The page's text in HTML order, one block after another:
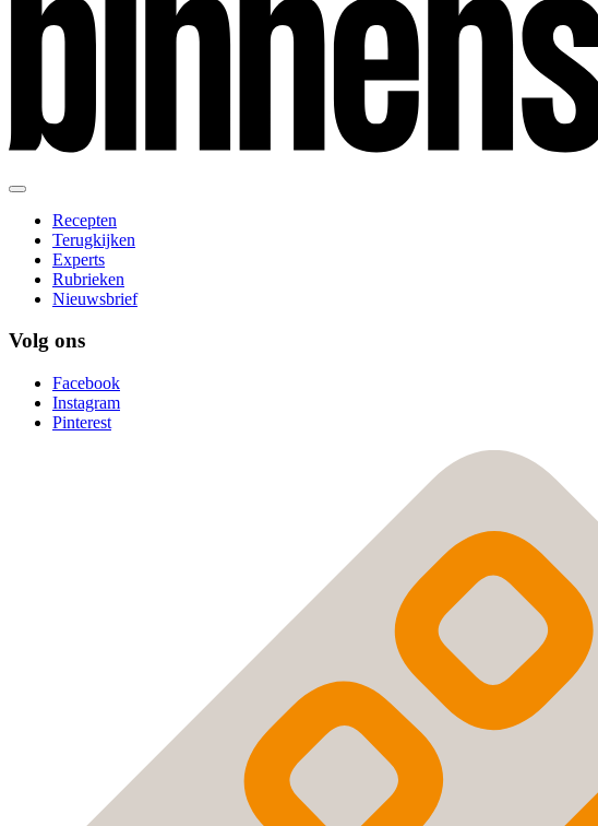
Recepten
Terugkijken
Experts
Rubrieken
Nieuwsbrief
Volg ons
Facebook
Instagram
Pinterest